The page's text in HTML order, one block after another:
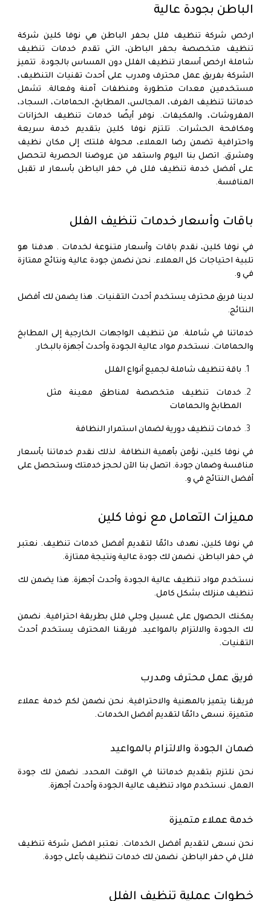
الباطن بجودة عالية
ارخص شركة تنظيف فلل بحفر الباطنهي نوفا كلين
شركة
تنظيف متخصصة بحفر الباطن، التي تقدم خدمات تنظيف
شاملة ارخص أسعار تنظيف الفلل دون المساس بالجودة. تتميز
الشركة بفريق عمل محترف ومدرب على أحدث تقنيات التنظيف،
مستخدمين معدات متطورة ومنظفات آمنة وفعالة. تشمل
خدماتنا تنظيف الغرف، المجالس، المطابخ، الحمامات، السجاد،
المفروشات، والمكيفات. نوفر أيضًا خدمات تنظيف الخزانات
ومكافحة الحشرات. تلتزم نوفا كلين بتقديم خدمة سريعة
واحترافية تضمن رضا العملاء، محولة فلتك إلى مكان نظيف
ومشرق. اتصل بنا اليوم واستفد من عروضنا الحصرية لتحصل
على أفضل خدمة تنظيف فلل في حفر الباطن بأسعار لا تقبل
المنافسة.
باقات وأسعار خدمات تنظيف الفلل
في نوفا كلين، نقدم باقات وأسعار متنوعة لخدمات . هدفنا هو
تلبية احتياجات كل العملاء. نحن نضمن جودة عالية ونتائج ممتازة
في و.
لدينا فريق محترف يستخدم أحدث التقنيات. هذا يضمن لك أفضل
النتائج.
خدماتنا في شاملة. من تنظيف الواجهات الخارجية إلى المطابخ
والحمامات. نستخدم مواد عالية الجودة وأحدث أجهزة بالبخار.
باقة تنظيف شاملة لجميع أنواع الفلل
خدمات تنظيف متخصصة لمناطق معينة مثل
المطابخ والحمامات
خدمات تنظيف دورية لضمان استمرار النظافة
في نوفا كلين، نؤمن بأهمية النظافة. لذلك نقدم خدماتنا بأسعار
منافسة وضمان جودة. اتصل بنا الآن لحجز خدمتك وستحصل على
أفضل النتائج في و.
مميزات التعامل مع نوفا كلين
في نوفا كلين، نهدف دائمًا لتقديم أفضل خدمات تنظيف. نعتبر
في حفر الباطن. نضمن لك جودة عالية ونتيجة ممتازة.
نستخدم مواد تنظيف عالية الجودة وأحدث أجهزة. هذا يضمن لك
تنظيف منزلك بشكل كامل.
يمكنك الحصول على غسيل وجلي فلل بطريقة احترافية. نضمن
لك الجودة والالتزام بالمواعيد. فريقنا المحترف يستخدم أحدث
التقنيات.
فريق عمل محترف ومدرب
فريقنا يتميز بالمهنية والاحترافية. نحن نضمن لكم خدمة عملاء
متميزة. نسعى دائمًا لتقديم أفضل الخدمات.
ضمان الجودة والالتزام بالمواعيد
نحن نلتزم بتقديم خدماتنا في الوقت المحدد. نضمن لك جودة
العمل. نستخدم مواد تنظيف عالية الجودة وأحدث أجهزة.
خدمة عملاء متميزة
نحن نسعى لتقديم أفضل الخدمات. نعتبر افضل شركة تنظيف
فلل في حفر الباطن. نضمن لك خدمات تنظيف بأعلى جودة.
خطوات عملية تنظيف الفلل